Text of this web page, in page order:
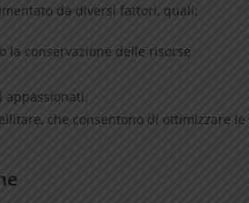
da diversi fattori, quali:
conservazione delle risorse
che consentono di ottimizzare le